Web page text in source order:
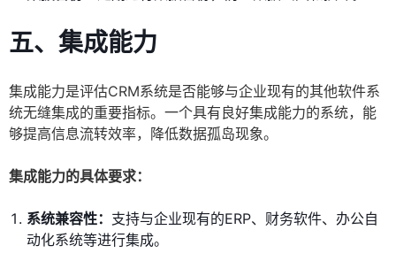
五、集成能力
集成能力是评估CRM系统是否能够与企业现有的其他软件系
统无缝集成的重要指标。一个具有良好集成能力的系统，能
够提高信息流转效率，降低数据孤岛现象。
集成能力的具体要求：
系统兼容性： 支持与企业现有的ERP、财务软件、办公自
动化系统等进行集成。